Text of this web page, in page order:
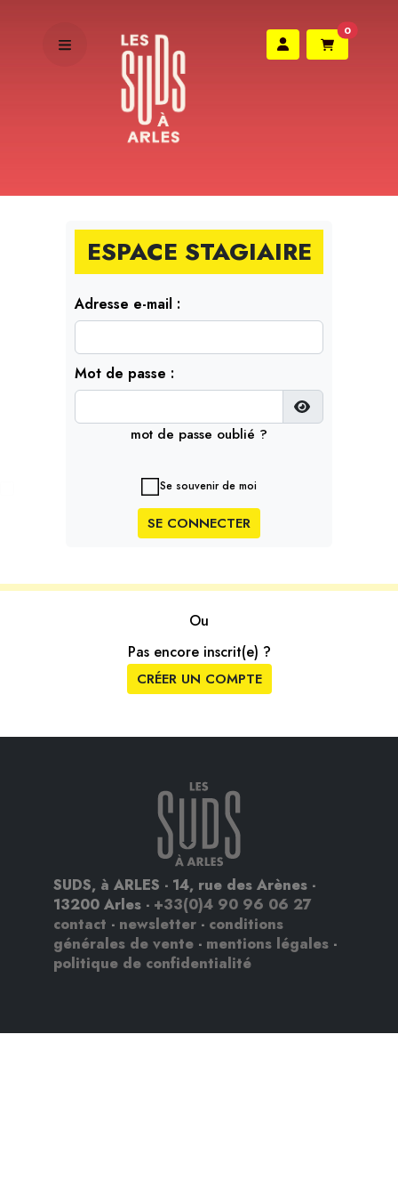
0
ESPACE STAGIAIRE
Adresse e-mail :
Mot de passe :
mot de passe oublié ?
Se souvenir de moi
SE CONNECTER
Ou
Pas encore inscrit(e) ?
CRÉER UN COMPTE
SUDS, à ARLES - 14, rue des Arènes -
13200 Arles - +33(0)4 90 96 06 27
contact - newsletter - conditions
générales de vente - mentions légales -
politique de confidentialité